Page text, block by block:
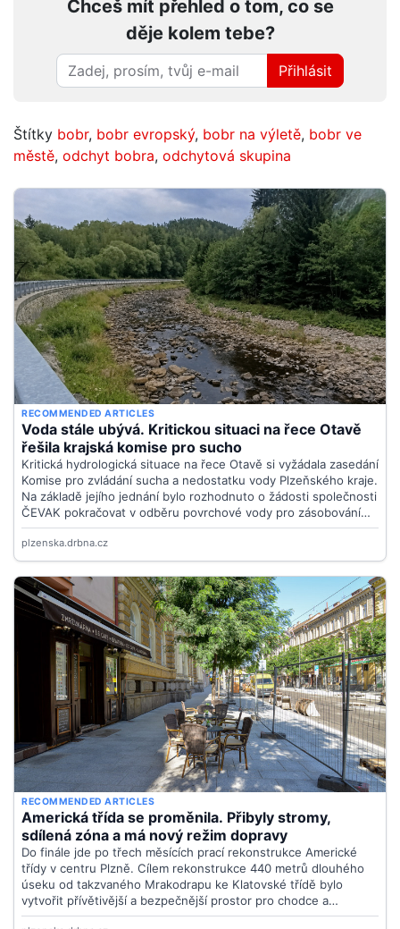
Chceš mít přehled o tom, co se
děje kolem tebe?
Přihlásit
Štítky bobr, bobr evropský, bobr na výletě, bobr ve
městě, odchyt bobra, odchytová skupina